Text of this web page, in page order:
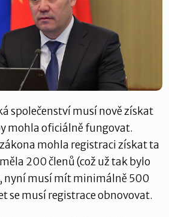
společenství musí nově získat
mohla oficiálně fungovat.
mohla registraci získat ta
200 členů (což už tak bylo
nyní musí mít minimálně 500
se musí registrace obnovovat.